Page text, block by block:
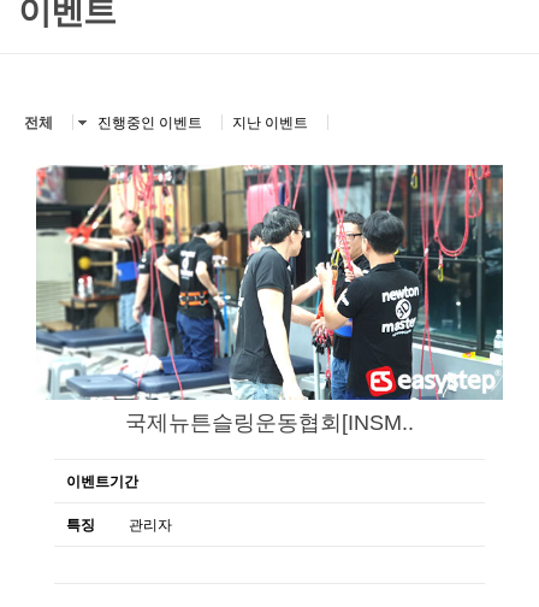
이벤트
전체 진행중인 이벤트 지난 이벤트
국제뉴튼슬링운동협회[INSM..
이벤트기간
특징 관리자